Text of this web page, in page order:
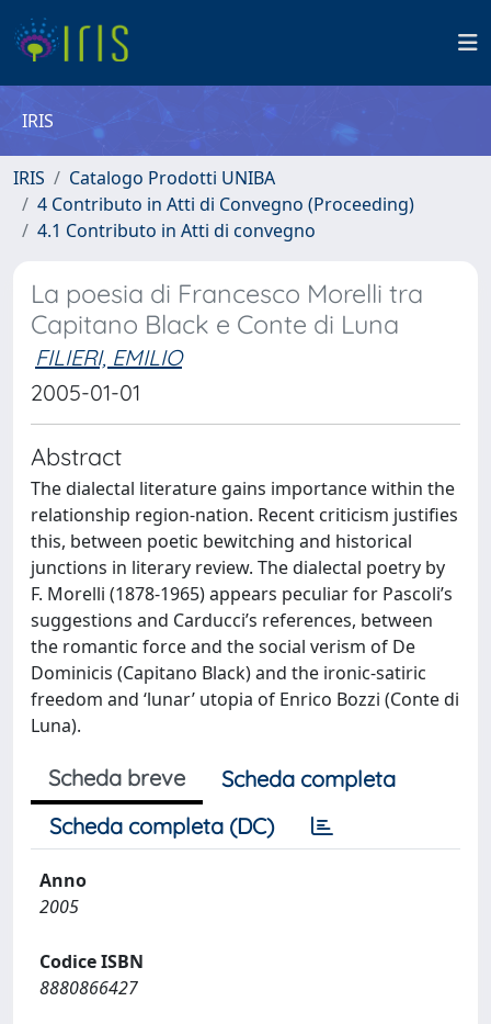
IRIS
IRIS
Catalogo Prodotti UNIBA
4 Contributo in Atti di Convegno (Proceeding)
4.1 Contributo in Atti di convegno
La poesia di Francesco Morelli tra
Capitano Black e Conte di Luna
FILIERI, EMILIO
2005-01-01
Abstract
The dialectal literature gains importance within the
relationship region-nation. Recent criticism justifies
this, between poetic bewitching and historical
junctions in literary review. The dialectal poetry by
F. Morelli (1878-1965) appears peculiar for Pascoli’s
suggestions and Carducci’s references, between
the romantic force and the social verism of De
Dominicis (Capitano Black) and the ironic-satiric
freedom and ‘lunar’ utopia of Enrico Bozzi (Conte di
Luna).
Scheda breve
Scheda completa
Scheda completa (DC)
Anno
2005
Codice ISBN
8880866427